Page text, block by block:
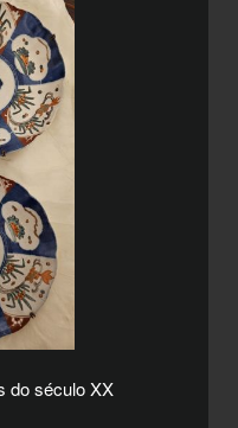
do século XX